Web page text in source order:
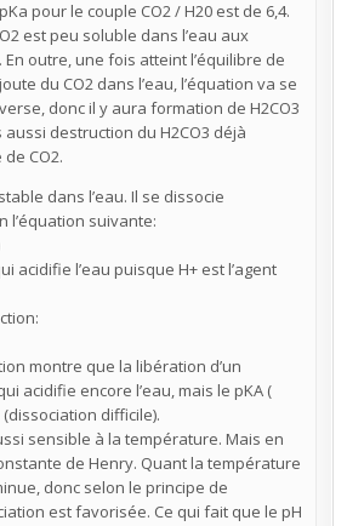
pour le couple CO2 / H20 est de 6,4.
est peu soluble dans l’eau aux
outre, une fois atteint l’équilibre de
du CO2 dans l’eau, l’équation va se
donc il y aura formation de H2CO3
aussi destruction du H2CO3 déjà
CO2.
dans l’eau. Il se dissocie
l’équation suivante:
acidifie l’eau puisque H+ est l’agent
montre que la libération d’un
acidifie encore l’eau, mais le pKA (
(dissociation difficile).
sensible à la température. Mais en
de Henry. Quant la température
donc selon le principe de
est favorisée. Ce qui fait que le pH